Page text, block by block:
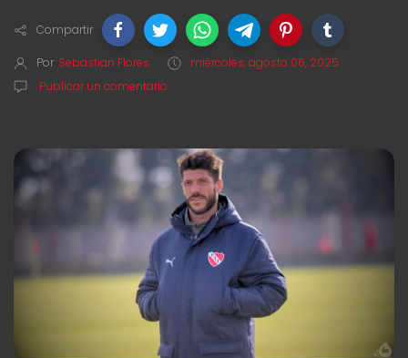
Compartir
Por Sebastian Flores
miércoles, agosto 06, 2025
Publicar un comentario